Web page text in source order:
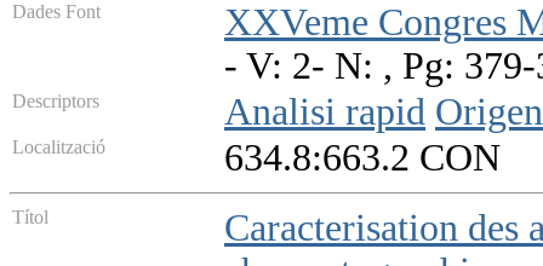
Dades Font
XXVeme Congres
- V: 2- N: , Pg: 379-
Descriptors Analisi rapid
Localització 634.8:663.2 CON
Títol
Caracterisation des